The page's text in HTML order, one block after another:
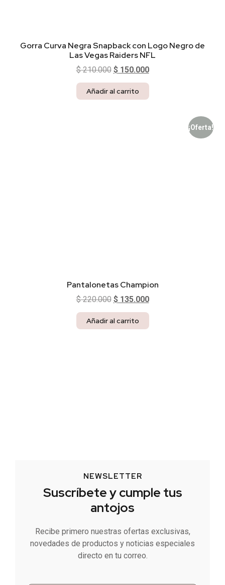
Gorra Curva Negra Snapback con Logo Negro de
Las Vegas Raiders NFL
$210.000 $150.000
Añadir al carrito
¡Oferta!
Pantalonetas Champion
$220.000 $135.000
Añadir al carrito
NEWSLETTER
Suscríbete y cumple tus
antojos
Recibe primero nuestras ofertas exclusivas,
novedades de productos y noticias especiales
directo en tu correo.